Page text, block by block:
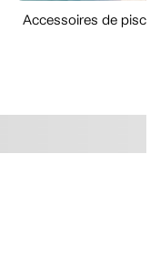
Accessoires de